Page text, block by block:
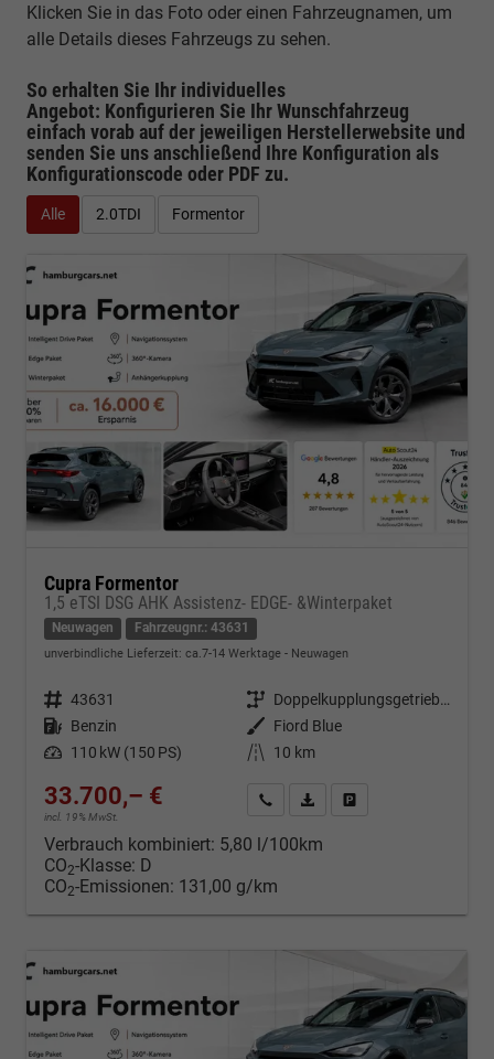
Klicken Sie in das Foto oder einen Fahrzeugnamen, um
alle Details dieses Fahrzeugs zu sehen.
So erhalten Sie Ihr individuelles
Angebot: Konfigurieren Sie Ihr Wunschfahrzeug
einfach vorab auf der jeweiligen Herstellerwebsite und
senden Sie uns anschließend Ihre Konfiguration als
Konfigurationscode oder PDF zu.
Alle 2.0TDI Formentor
Cupra Formentor
1,5 eTSI DSG AHK Assistenz- EDGE- &Winterpaket
Neuwagen Fahrzeugnr.: 43631
unverbindliche Lieferzeit: ca.7-14 Werktage Neuwagen
Fahrzeugnr. 43631 Getriebe
Doppelkupplungsgetriebe (DSG)
Kraftstoff Benzin Außenfarbe
Fiord Blue
Leistung 110 kW (150 PS) Kilometerstand 10 km
33.700,– €
incl. 19% MwSt.
Kontakt & Angebot anfordern
PDF-Datei, Fahrzeugexposé
Verbrauch kombiniert: 5,80 l/100km
CO2-Klasse: D
CO2-Emissionen: 131,00 g/km